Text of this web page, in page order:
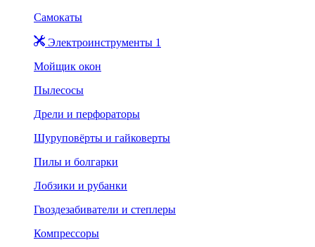
Самокаты
Электроинструменты 1
Мойщик окон
Пылесосы
Дрели и перфораторы
Шуруповёрты и гайковерты
Пилы и болгарки
Лобзики и рубанки
Гвоздезабиватели и степлеры
Компрессоры